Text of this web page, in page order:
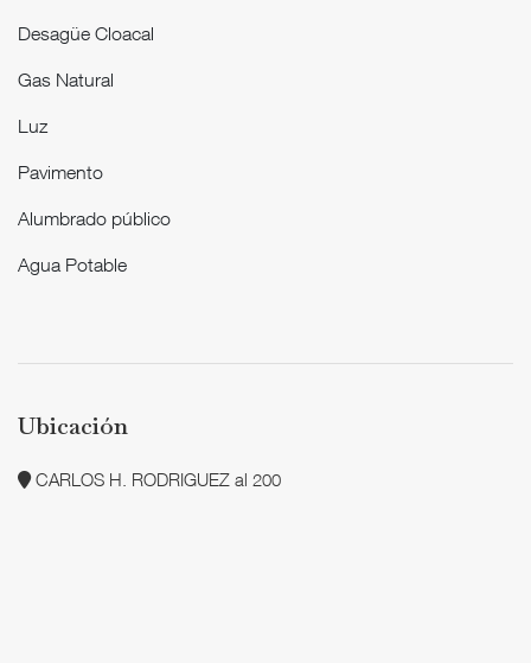
Desagüe Cloacal
Gas Natural
Luz
Pavimento
Alumbrado público
Agua Potable
Ubicación
CARLOS H. RODRIGUEZ al 200